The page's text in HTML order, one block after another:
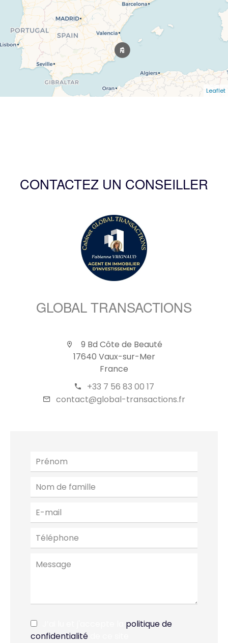
Leaflet
CONTACTEZ UN CONSEILLER
GLOBAL TRANSACTIONS
9 Bd Côte de Beauté
17640 Vaux-sur-Mer
France
+33 7 56 83 00 17
contact@global-transactions.fr
politique de
confidentialité